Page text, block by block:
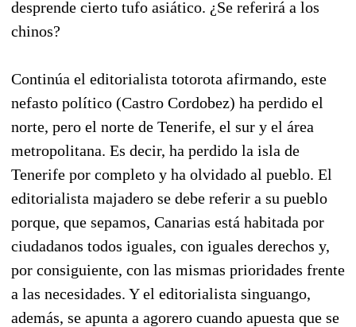
desprende cierto tufo asiático. ¿Se referirá a los
chinos?
Continúa el editorialista totorota afirmando, este
nefasto político (Castro Cordobez) ha perdido el
norte, pero el norte de Tenerife, el sur y el área
metropolitana. Es decir, ha perdido la isla de
Tenerife por completo y ha olvidado al pueblo. El
editorialista majadero se debe referir a su pueblo
porque, que sepamos, Canarias está habitada por
ciudadanos todos iguales, con iguales derechos y,
por consiguiente, con las mismas prioridades frente
a las necesidades. Y el editorialista singuango,
además, se apunta a agorero cuando apuesta que se